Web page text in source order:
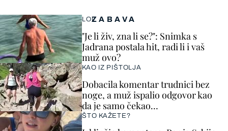
ZABAVA
LOL
"Je li živ, zna li se?": Snimka s
Jadrana postala hit, radi li i vaš
muž ovo?
KAO IZ PIŠTOLJA
Dobacila komentar trudnici bez
noge, a muž ispalio odgovor kao
da je samo čekao…
ŠTO KAŽETE?